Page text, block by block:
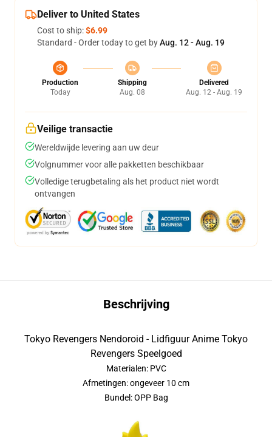
Deliver to United States
Cost to ship:$6.99
Standard - Order today to get byAug. 12 - Aug. 19
Production
Today
Shipping
Aug. 08
Delivered
Aug. 12 - Aug. 19
Veilige transactie
Wereldwijde levering aan uw deur
Volgnummer voor alle pakketten beschikbaar
Volledige terugbetaling als het product niet wordt
ontvangen
Beschrijving
Tokyo Revengers Nendoroid - Lidfiguur Anime Tokyo
Revengers Speelgoed
Materialen: PVC
Afmetingen: ongeveer 10 cm
Bundel: OPP Bag